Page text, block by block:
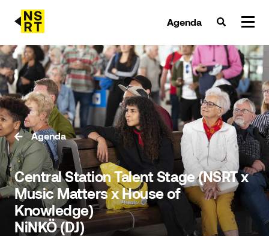
Agenda
agenda & tickets
nieuws
team
over NSRT
partners
Central Station Talent Stage (NSRT x
Music Matters x House of
Knowledge)
NiNKÖ (DJ)
Agenda